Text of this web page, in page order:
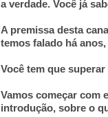
a verdade. Você já
A premissa desta
temos falado há
Você tem que
Vamos começar com
introdução, sobre o